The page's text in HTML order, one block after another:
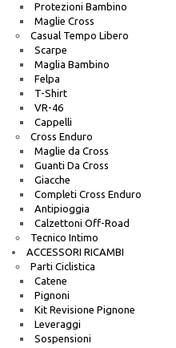
Protezioni Bambino
Maglie Cross
Casual Tempo Libero
Scarpe
Maglia Bambino
Felpa
T-Shirt
VR-46
Cappelli
Cross Enduro
Maglie da Cross
Guanti Da Cross
Giacche
Completi Cross Enduro
Antipioggia
Calzettoni Off-Road
Tecnico Intimo
ACCESSORI RICAMBI
Parti Ciclistica
Catene
Pignoni
Kit Revisione Pignone
Leveraggi
Sospensioni